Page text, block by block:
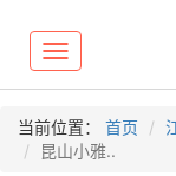
Toggle
navigation
当前位置： 首页
昆山小雅..